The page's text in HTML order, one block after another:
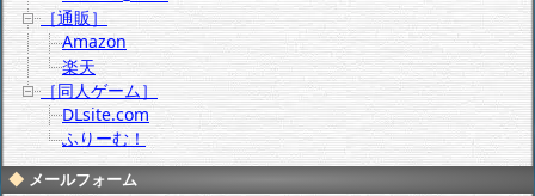
［通販］
Amazon
楽天
［同人ゲーム］
DLsite.com
ふりーむ！
メールフォーム